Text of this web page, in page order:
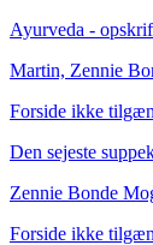
Ayurveda -
Martin, Zennie
Forside ikke
Den sejeste
Zennie Bonde
Forside ikke